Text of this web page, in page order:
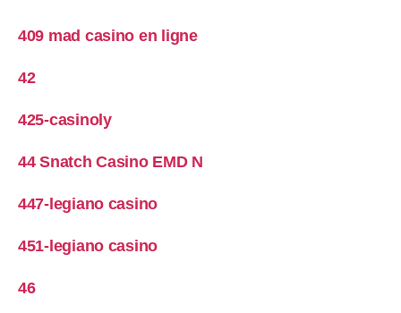
409 mad casino en ligne
42
425-casinoly
44 Snatch Casino EMD N
447-legiano casino
451-legiano casino
46